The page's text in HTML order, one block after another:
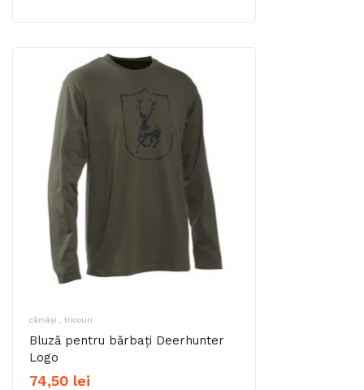
cămăși , tricouri
Bluză pentru bărbați Deerhunter
Logo
74,50 lei